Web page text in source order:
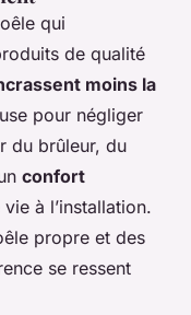
qui
de qualité
moins la
pour négliger
du brûleur, du
confort
à l’installation.
propre et des
se ressent